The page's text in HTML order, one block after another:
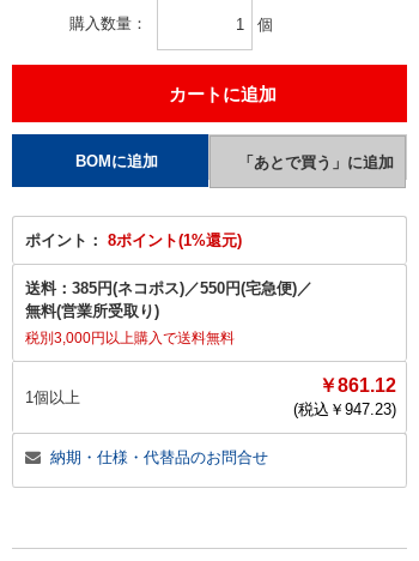
購入数量 個
ポイント： 8ポイント(1%還元)
送料： 385円(ネコポス)／550円(宅急便)／
無料(営業所受取り)
税別3,000円以上購入で送料無料
1個以上
￥861.12
(税込￥ 947.23)
納期・仕様・代替品のお問合せ